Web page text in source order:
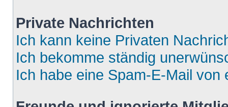
Private Nachrichten
Ich kann keine Privaten
Ich bekomme ständig
Ich habe eine Spam-E-Mail